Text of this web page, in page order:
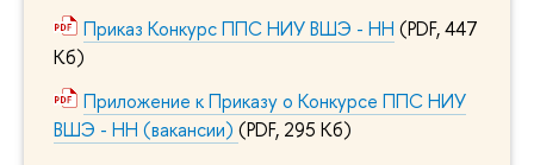
Приказ Конкурс ППС НИУ ВШЭ - НН (PDF, 447
Кб)
Приложение к Приказу о Конкурсе ППС НИУ
ВШЭ - НН (вакансии) (PDF, 295 Кб)